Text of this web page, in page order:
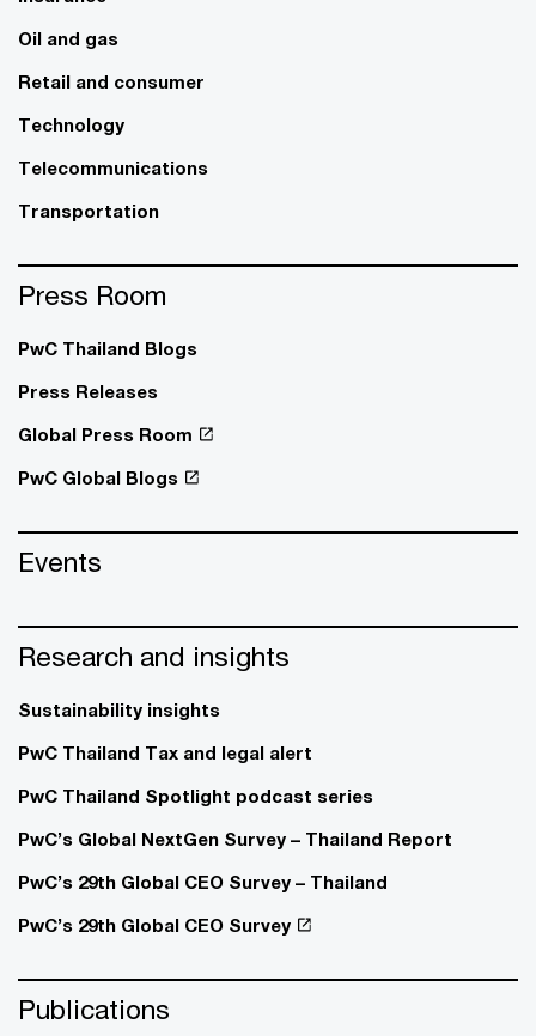
Oil and gas
Retail and consumer
Technology
Telecommunications
Transportation
Press Room
PwC Thailand Blogs
Press Releases
Global Press Room
PwC Global Blogs
Events
Research and insights
Sustainability insights
PwC Thailand Tax and legal alert
PwC Thailand Spotlight podcast series
PwC’s Global NextGen Survey – Thailand Report
PwC’s 29th Global CEO Survey – Thailand
PwC’s 29th Global CEO Survey
Publications